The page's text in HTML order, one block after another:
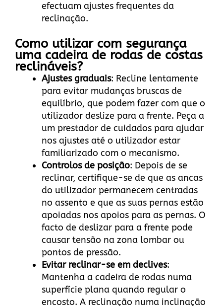
efectuam ajustes frequentes da
reclinação.
Como utilizar com segurança
uma cadeira de rodas de costas
reclináveis?
Ajustes graduais: Recline lentamente
para evitar mudanças bruscas de
equilíbrio, que podem fazer com que o
utilizador deslize para a frente. Peça a
um prestador de cuidados para ajudar
nos ajustes até o utilizador estar
familiarizado com o mecanismo.
Controlos de posição: Depois de se
reclinar, certifique-se de que as ancas
do utilizador permanecem centradas
no assento e que as suas pernas estão
apoiadas nos apoios para as pernas. O
facto de deslizar para a frente pode
causar tensão na zona lombar ou
pontos de pressão.
Evitar reclinar-se em declives:
Mantenha a cadeira de rodas numa
superfície plana quando regular o
encosto. A reclinação numa inclinação